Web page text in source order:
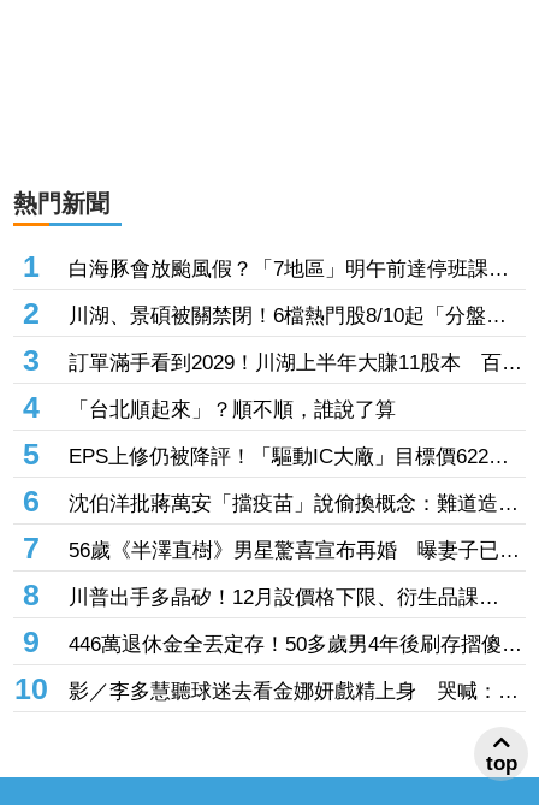
熱門新聞
1
白海豚會放颱風假？「7地區」明午前達停班課標
準 桃竹苗山區上榜
2
川湖、景碩被關禁閉！6檔熱門股8/10起「分盤交
易」57檔注意股名單一次看
3
訂單滿手看到2029！川湖上半年大賺11股本 百億
擴產計畫提前開跑
4 「台北順起來」？順不順，誰說了算
5
EPS上修仍被降評！「驅動IC大廠」目標價622
元 記憶體、晶圓代工、封測3大成本壓力浮現
6
沈伯洋批蔣萬安「擋疫苗」說偷換概念：難道造謠
後不用負責？
7
56歲《半澤直樹》男星驚喜宣布再婚 曝妻子已懷
孕將升格新手爸
8
川普出手多晶矽！12月設價格下限、衍生品課
15% 盧特尼克：防中國傾銷
9
影／李多慧聽球迷去看金娜妍戲精上身 哭喊：隨
top